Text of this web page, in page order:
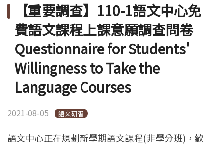
English(link is external)
【重要調查】110-1語文中心免
費語文課程上課意願調查問卷
Questionnaire for Students'
Willingness to Take the
Language Courses
2021-08-05 語文研習
語文中心正在規劃新學期語文課程(非學分班)，歡